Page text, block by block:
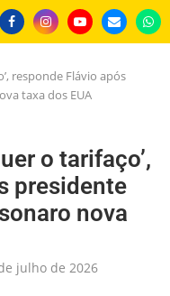
responde Flávio após
taxa dos EUA
o tarifaço’,
presidente
nova
julho de 2026